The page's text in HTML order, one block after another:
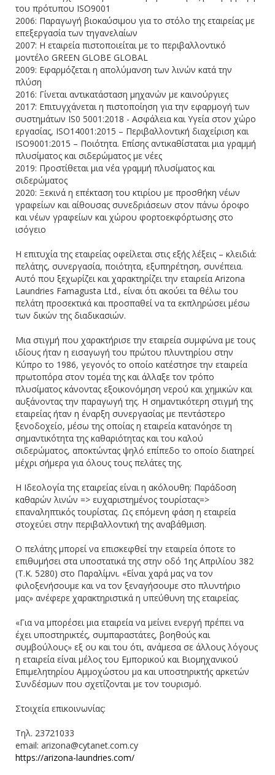
του πρότυπου ISO9001
2006: Παραγωγή βιοκαύσιμου για το στόλο της εταιρείας με
επεξεργασία των τηγανελαίων
2007: Η εταιρεία πιστοποιείται με το περιβαλλοντικό
μοντέλο GREEN GLOBE GLOBAL
2009: Εφαρμόζεται η απολύμανση των λινών κατά την
πλύση
2016: Γίνεται αντικατάσταση μηχανών με καινούργιες
2017: Επιτυγχάνεται η πιστοποίηση για την εφαρμογή των
συστημάτων IS0 5001:2018 - Ασφάλεια και Υγεία στον χώρο
εργασίας, ISO14001:2015 – Περιβαλλοντική διαχείριση και
ISO9001:2015 – Ποιότητα. Επίσης αντικαθίσταται μια γραμμή
πλυσίματος και σιδερώματος με νέες
2019: Προστίθεται μια νέα γραμμή πλυσίματος και
σιδερώματος
2020: Ξεκινά η επέκταση του κτιρίου με προσθήκη νέων
γραφείων και αίθουσας συνεδριάσεων στον πάνω όροφο
και νέων γραφείων και χώρου φορτοεκφόρτωσης στο
ισόγειο
Η επιτυχία της εταιρείας οφείλεται στις εξής λέξεις – κλειδιά:
πελάτης, συνεργασία, ποιότητα, εξυπηρέτηση, συνέπεια.
Αυτό που ξεχωρίζει και χαρακτηρίζει την εταιρεία Arizona
Laundries Famagusta Ltd., είναι ότι ακούει τα θέλω του
πελάτη προσεκτικά και προσπαθεί να τα εκπληρώσει μέσω
των δικών της διαδικασιών.
Μια στιγμή που χαρακτήρισε την εταιρεία συμφώνα με τους
ιδίους ήταν η εισαγωγή του πρώτου πλυντηρίου στην
Κύπρο το 1986, γεγονός το οποίο κατέστησε την εταιρεία
πρωτοπόρα στον τομέα της και άλλαξε τον τρόπο
πλυσίματος κάνοντας εξοικονόμηση νερού και χημικών και
αυξάνοντας την παραγωγή της. Η σημαντικότερη στιγμή της
εταιρείας ήταν η έναρξη συνεργασίας με πεντάστερο
ξενοδοχείο, μέσω της οποίας η εταιρεία κατανόησε τη
σημαντικότητα της καθαριότητας και του καλού
σιδερώματος, αποκτώντας ψηλό επίπεδο το οποίο διατηρεί
μέχρι σήμερα για όλους τους πελάτες της.
Η Ιδεολογία της εταιρείας είναι η ακόλουθη: Παράδοση
καθαρών λινών => ευχαριστημένος τουρίστας=>
επαναληπτικός τουρίστας. Ως επόμενη φάση η εταιρεία
στοχεύει στην περιβαλλοντική της αναβάθμιση.
Ο πελάτης μπορεί να επισκεφθεί την εταιρεία όποτε το
επιθυμήσει στα υποστατικά της στην οδό 1ης Απριλίου 382
(Τ.Κ. 5280) στο Παραλίμνι. «Είναι χαρά μας να τον
φιλοξενήσουμε και να τον ξεναγήσουμε στο πλυντήριο
μας» ανέφερε χαρακτηριστικά η υπεύθυνη της εταιρείας.
«Για να μπορέσει μια εταιρεία να μείνει ενεργή πρέπει να
έχει υποστηρικτές, συμπαραστάτες, βοηθούς και
συμβούλους» εξ ου και του ότι, ανάμεσα σε άλλους λόγους
η εταιρεία είναι μέλος του Εμπορικού και Βιομηχανικού
Επιμελητηρίου Αμμοχώστου μα και υποστηρικτής αρκετών
Συνδέσμων που σχετίζονται με τον τουρισμό.
Στοιχεία επικοινωνίας:
Τηλ. 23721033
email: arizona@cytanet.com.cy
https://arizona-laundries.com/